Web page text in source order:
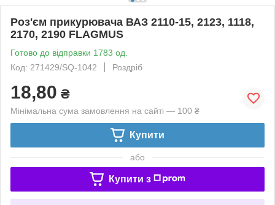
Роз'єм прикурювача ВАЗ 2110-15, 2123, 1118,
2170, 2190 FLAGMUS
Готово до відправки 1783 од.
Код: 271429/SQ-1042
Роздріб
18,80 ₴
Мінімальна сума замовлення на сайті — 100 ₴
Купити
або
Купити з